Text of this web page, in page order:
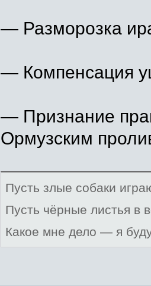
— Разморозка
— Компенсация
— Признание
Ормузским
Пусть злые собаки
Пусть чёрные листья в
Какое мне дело — я